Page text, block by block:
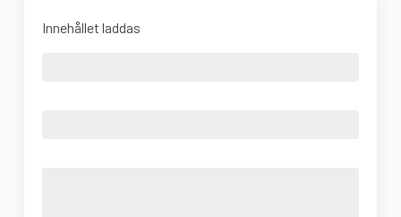
Innehållet laddas